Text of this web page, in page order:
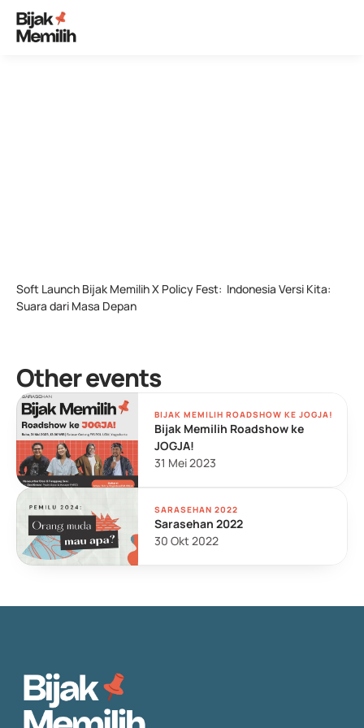
Soft Launch Bijak Memilih X Policy Fest:  Indonesia Versi Kita:
Suara dari Masa Depan
Other events
BIJAK MEMILIH ROADSHOW KE JOGJA!
Bijak Memilih Roadshow ke
JOGJA!
31 Mei 2023
SARASEHAN 2022
Sarasehan 2022
30 Okt 2022